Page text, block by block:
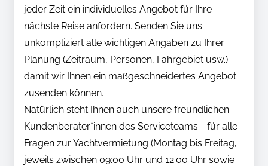
jeder Zeit ein individuelles Angebot für Ihre
nächste Reise anfordern. Senden Sie uns
unkompliziert alle wichtigen Angaben zu Ihrer
Planung (Zeitraum, Personen, Fahrgebiet usw.)
damit wir Ihnen ein maßgeschneidertes Angebot
zusenden können.
Natürlich steht Ihnen auch unsere freundlichen
Kundenberater*innen des Serviceteams - für alle
Fragen zur Yachtvermietung (Montag bis Freitag,
jeweils zwischen 09:00 Uhr und 12:00 Uhr sowie